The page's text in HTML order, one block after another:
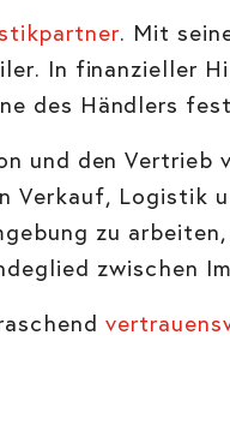
. Mit
In finanzieller
des Händlers
und den Vertrieb
Verkauf, Logistik
zu
zwischen